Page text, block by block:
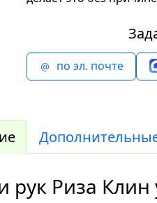
по эл. почте
рук Риза Клин